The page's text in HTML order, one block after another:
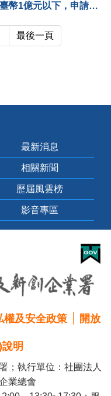
時還要附上勞健保繳款單及明細表嗎？
最後一頁
最新消息
相關新聞
歷屆風雲榜
影音專區
權及安全政策 開放
明
；執行單位：社團法人
業總會